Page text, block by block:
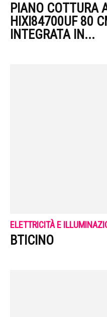
PIANO COTTURA
HIXI84700UF 80
INTEGRATA IN...
ELETTRICITÀ E
BTICINO